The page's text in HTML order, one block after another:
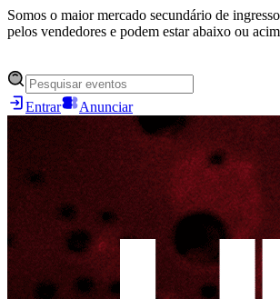
Somos o maior mercado secundário de
pelos vendedores e podem estar abaixo ou
Entrar Anunciar